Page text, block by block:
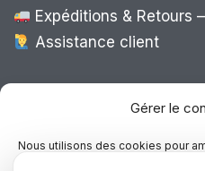
Gérer le
Nous utilisons des cookies pour
notre site, analyser le trafic et
Expéditions & Retours
Assistance client
Expédition Europe